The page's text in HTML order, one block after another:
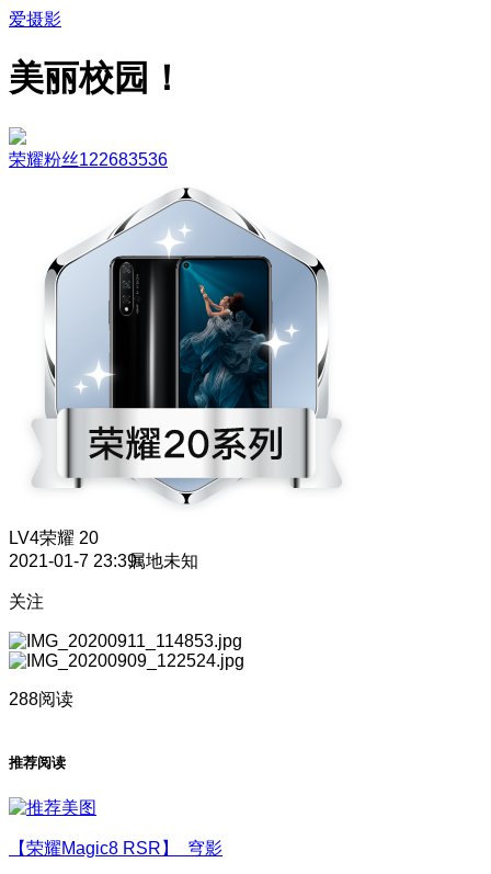
爱摄影
美丽校园！
荣耀粉丝122683536
LV4荣耀 20
2021-01-7 23:39属地未知
关注
288阅读
推荐阅读
【荣耀Magic8 RSR】 穹影